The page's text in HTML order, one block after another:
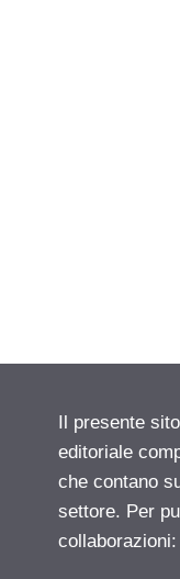
Il presente
editoriale
che contano
settore. Per
collaborazioni: